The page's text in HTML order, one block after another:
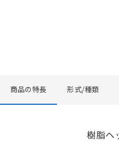
商品の特長 形式/種類
樹脂ヘ